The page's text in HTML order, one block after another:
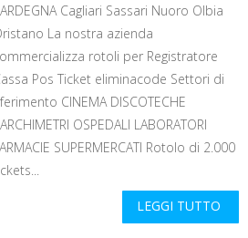
Cagliari Sassari Nuoro Olbia
La nostra azienda
rotoli per Registratore
Pos Ticket eliminacode Settori di
CINEMA DISCOTECHE
OSPEDALI LABORATORI
SUPERMERCATI Rotolo di 2.000
LEGGI TUTTO